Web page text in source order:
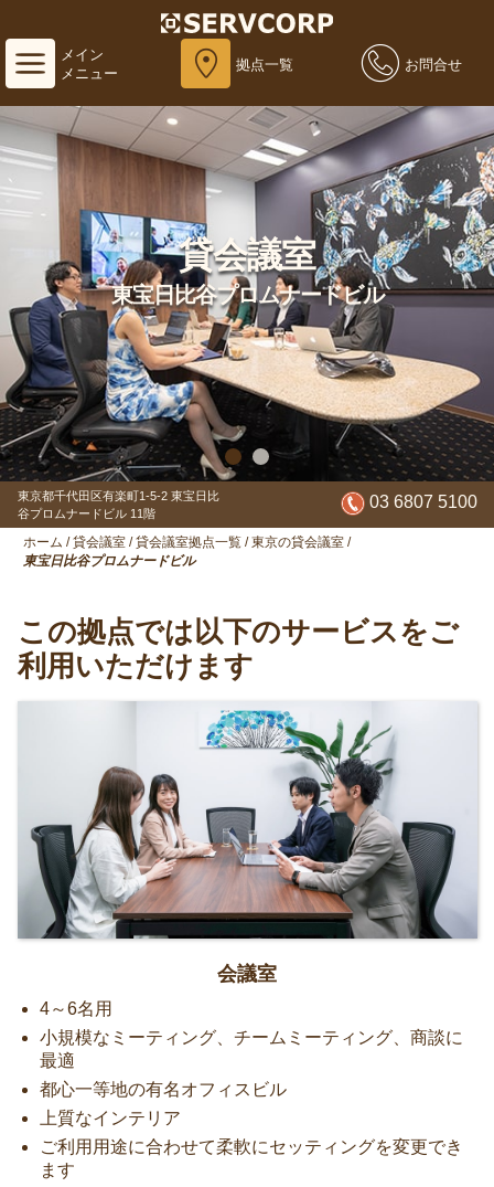
メイン
メニュー
拠点一覧 お問合せ
貸会議室
東宝日比谷プロムナードビル
東京都千代田区有楽町1-5-2 東宝日比
谷プロムナードビル 11階
03 6807 5100
ホーム / 貸会議室 / 貸会議室拠点一覧 / 東京の貸会議室 /
東宝日比谷プロムナードビル
この拠点では以下のサービスをご
利用いただけます
会議室
4～6名用
小規模なミーティング、チームミーティング、商談に
最適
都心一等地の有名オフィスビル
上質なインテリア
ご利用用途に合わせて柔軟にセッティングを変更でき
ます